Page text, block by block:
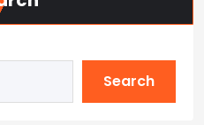
Search